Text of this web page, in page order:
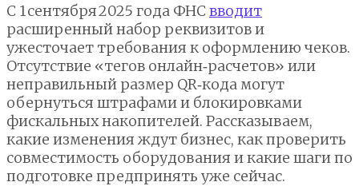
С 1 сентября 2025 года ФНС вводит
расширенный набор реквизитов и
ужесточает требования к оформлению чеков.
Отсутствие «тегов онлайн‑расчетов» или
неправильный размер QR‑кода могут
обернуться штрафами и блокировками
фискальных накопителей. Рассказываем,
какие изменения ждут бизнес, как проверить
совместимость оборудования и какие шаги по
подготовке предпринять уже сейчас.